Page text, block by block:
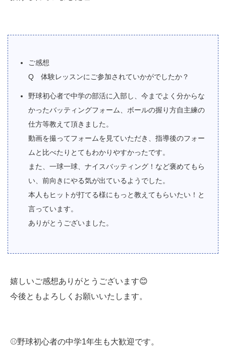
ご感想
Q 体験レッスンにご参加されていかがでしたか？
野球初心者で中学の部活に入部し、今までよく分からな
かったバッティングフォーム、ボールの握り方自主練の
仕方等教えて頂きました。
動画を撮ってフォームを見ていただき、指導後のフォー
ムと比べたりとてもわかりやすかったです。
また、一球一球、ナイスバッティング！など褒めてもら
い、前向きにやる気が出ているようでした。
本人もヒットが打てる様にもっと教えてもらいたい！と
言っています。
ありがとうございました。
嬉しいご感想ありがとうございます😊
今後ともよろしくお願いいたします。
⚾️野球初心者の中学1年生も大歓迎です。